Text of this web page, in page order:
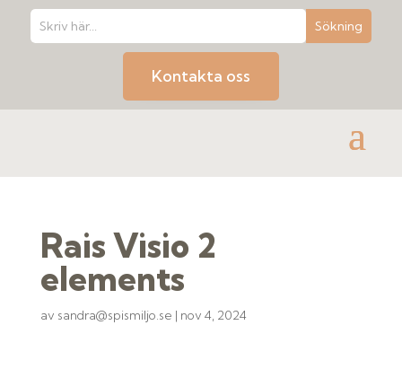
Kontakta oss
Rais Visio 2
elements
av sandra@spismiljo.se | nov 4, 2024